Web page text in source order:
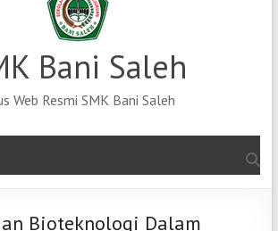
Bani Saleh
Web Resmi SMK Bani Saleh
Bioteknologi Dalam